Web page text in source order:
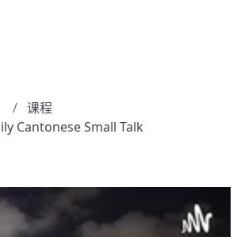
课程
Cantonese Small Talk